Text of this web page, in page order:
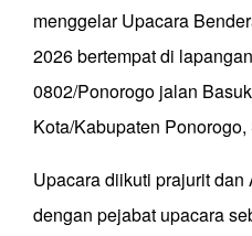
menggelar Upacara
2026 bertempat di
0802/Ponorogo jalan
Kota/Kabupaten
Upacara diikuti prajurit
dengan pejabat upacara